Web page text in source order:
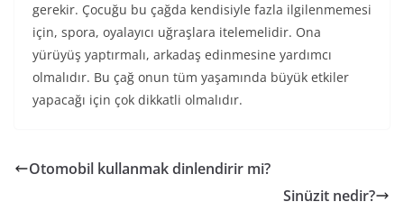
gerekir. Çocuğu bu çağda kendisiyle fazla ilgilenmemesi
için, spora, oyalayıcı uğraşlara itelemelidir. Ona
yürüyüş yaptırmalı, arkadaş edinmesine yardımcı
olmalıdır. Bu çağ onun tüm yaşamında büyük etkiler
yapacağı için çok dikkatli olmalıdır.
Otomobil kullanmak dinlendirir mi?
Sinüzit nedir?